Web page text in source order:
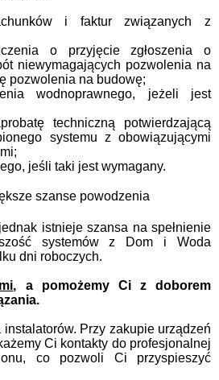
i faktur związanych z
o przyjęcie zgłoszenia o
niewymagających pozwolenia na
pozwolenia na budowę;
wodnoprawnego, jeżeli jest
techniczną potwierdzającą
systemu z obowiązującymi
jeśli taki jest wymagany.
szanse powodzenia
istnieje szansa na spełnienie
systemów z Dom i Woda
dni roboczych.
, a pomożemy Ci z doborem
Przy zakupie urządzeń
Ci kontakty do profesjonalnej
co pozwoli Ci przyspieszyć